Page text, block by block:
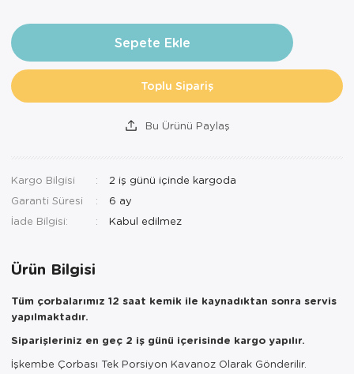
Sepete Ekle
Toplu Sipariş
Bu Ürünü Paylaş
Kargo Bilgisi
2 iş günü içinde kargoda
Garanti Süresi
6 ay
İade Bilgisi:
Ürün Bilgisi
Tüm çorbalarımız 12 saat kemik ile kaynadıktan sonra servis
yapılmaktadır.
Siparişleriniz en geç 2 iş günü içerisinde kargo yapılır.
İşkembe Çorbası Tek Porsiyon Kavanoz Olarak Gönderilir.